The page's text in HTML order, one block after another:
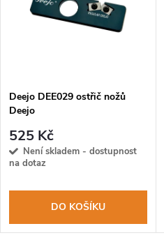
Deejo DEE029 ostřič nožů
Deejo
525 Kč
Není skladem - dostupnost
na dotaz
DO KOŠÍKU